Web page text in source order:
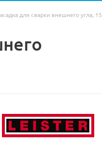
для сварки внешнего угла, 15